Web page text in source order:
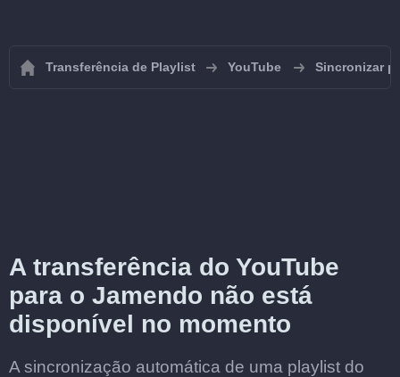
Transferência de Playlist YouTube Sincronizar
A transferência do YouTube
para o Jamendo não está
disponível no momento
A sincronização automática de uma playlist do